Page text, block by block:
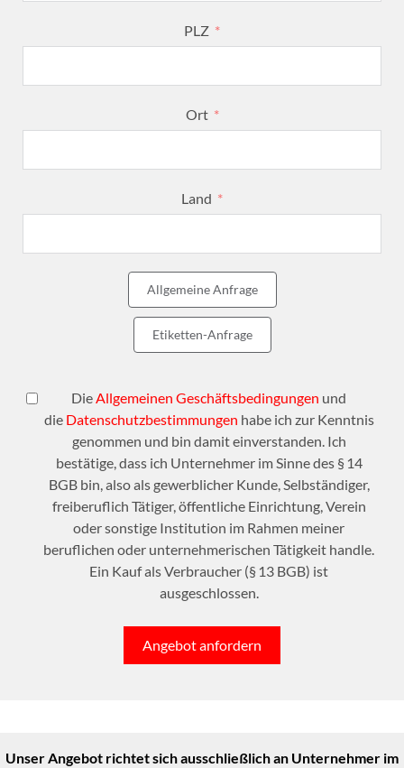
PLZ
Ort
Land
Allgemeine Anfrage
Etiketten-Anfrage
DieAllgemeinen Geschäftsbedingungen und
die Datenschutzbestimmungen habe ich zur Kenntnis
genommen und bin damit einverstanden. Ich
bestätige, dass ich Unternehmer im Sinne des § 14
BGB bin, also als gewerblicher Kunde, Selbständiger,
freiberuflich Tätiger, öffentliche Einrichtung, Verein
oder sonstige Institution im Rahmen meiner
beruflichen oder unternehmerischen Tätigkeit handle.
Ein Kauf als Verbraucher (§ 13 BGB) ist
ausgeschlossen.
Angebot anfordern
Unser Angebot richtet sich ausschließlich an Unternehmer im